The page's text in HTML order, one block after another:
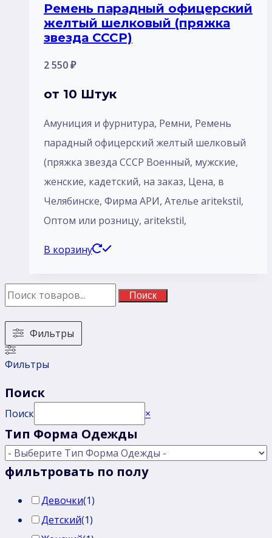
Ремень парадный офицерский
желтый шелковый (пряжка
звезда СССР)
2 550₽
от 10 Штук
Амуниция и фурнитура, Ремни, Ремень
парадный офицерский желтый шелковый
(пряжка звезда СССР Военный, мужские,
женские, кадетский, на заказ, Цена, в
Челябинске, Фирма АРИ, Ателье aritekstil,
Оптом или розницу, aritekstil,
В корзину
Поиск
Фильтры
Фильтры
Поиск
Поиск ×
Тип Форма Одежды
фильтровать по полу
Девочки(1)
Детский(1)